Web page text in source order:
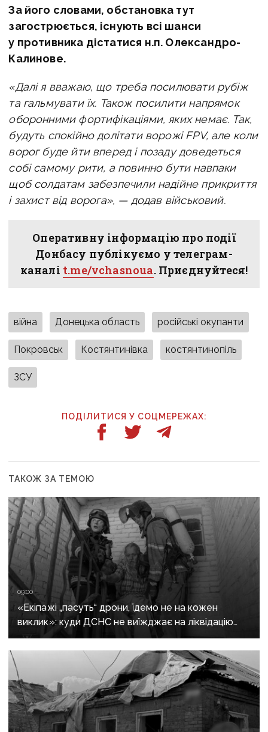
За його словами, обстановка тут
загострюється, існують всі шанси
у противника дістатися н.п. Олександро-
Калинове.
«Далі я вважаю, що треба посилювати рубіж
та гальмувати їх. Також посилити напрямок
оборонними фортифікаціями, яких немає. Так,
будуть спокійно долітати ворожі FPV, але коли
ворог буде йти вперед і позаду доведеться
собі самому рити, а повинно бути навпаки
щоб солдатам забезпечили надійне прикриття
і захист від ворога», — додав військовий.
Оперативну інформацію про події
Донбасу публікуємо у телеграм-
каналі t.me/vchasnoua. Приєднуйтеся!
війна Донецька область російські окупанти
Покровськ Костянтинівка костянтинопіль
ЗСУ
ПОДІЛИТИСЯ У СОЦМЕРЕЖАХ:
ТАКОЖ ЗА ТЕМОЮ
09:00
«Екіпажі „пасуть“ дрони, їдемо не на кожен
виклик»: куди ДСНС не виїжджає на ліквідацію
надзвичайних ситуацій у Краматорську
та Слов’янську